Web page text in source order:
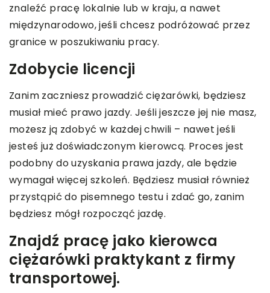
znaleźć pracę lokalnie lub w kraju, a nawet
międzynarodowo, jeśli chcesz podróżować przez
granice w poszukiwaniu pracy.
Zdobycie licencji
Zanim zaczniesz prowadzić ciężarówki, będziesz
musiał mieć prawo jazdy. Jeśli jeszcze jej nie masz,
możesz ją zdobyć w każdej chwili – nawet jeśli
jesteś już doświadczonym kierowcą. Proces jest
podobny do uzyskania prawa jazdy, ale będzie
wymagał więcej szkoleń. Będziesz musiał również
przystąpić do pisemnego testu i zdać go, zanim
będziesz mógł rozpocząć jazdę.
Znajdź pracę jako kierowca
ciężarówki praktykant z firmy
transportowej.